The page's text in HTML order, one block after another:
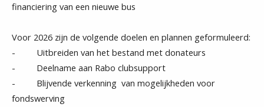
financiering van een nieuwe bus
Voor 2026 zijn de volgende doelen en plannen geformuleerd:
- Uitbreiden van het bestand met donateurs
- Deelname aan Rabo clubsupport
- Blijvende verkenning van mogelijkheden voor
fondswerving